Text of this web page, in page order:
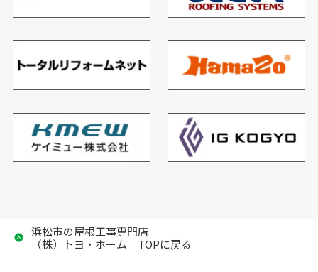
浜松市の屋根工事専門店
（株）トヨ・ホーム TOPに戻る